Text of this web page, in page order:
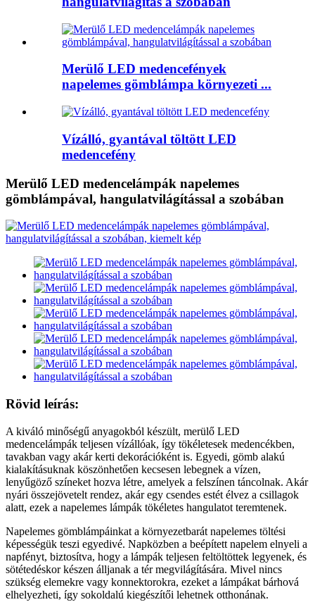
Merülő LED medencefények
napelemes gömblámpa környezeti ...
Vízálló, gyantával töltött LED
medencefény
Merülő LED medencelámpák napelemes
gömblámpával, hangulatvilágítással a szobában
Rövid leírás:
A kiváló minőségű anyagokból készült, merülő LED
medencelámpák teljesen vízállóak, így tökéletesek medencékben,
tavakban vagy akár kerti dekorációként is. Egyedi, gömb alakú
kialakításuknak köszönhetően kecsesen lebegnek a vízen,
lenyűgöző színeket hozva létre, amelyek a felszínen táncolnak. Akár
nyári összejövetelt rendez, akár egy csendes estét élvez a csillagok
alatt, ezek a napelemes lámpák tökéletes hangulatot teremtenek.
Napelemes gömblámpáinkat a környezetbarát napelemes töltési
képességük teszi egyedivé. Napközben a beépített napelem elnyeli a
napfényt, biztosítva, hogy a lámpák teljesen feltöltöttek legyenek, és
sötétedéskor készen álljanak a tér megvilágítására. Mivel nincs
szükség elemekre vagy konnektorokra, ezeket a lámpákat bárhová
elhelyezheti, így sokoldalú kiegészítői lehetnek otthonának.